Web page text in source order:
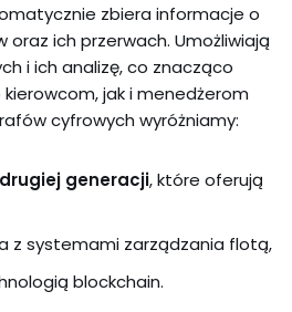
zbiera informacje o
oraz ich przerwach. Umożliwiają
i ich analizę, co znacząco
jak i menedżerom
cyfrowych wyróżniamy:
generacji, które oferują
z systemami zarządzania flotą,
blockchain.